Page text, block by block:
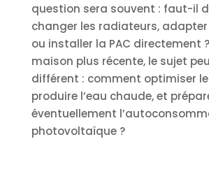
question sera souvent : faut-il
changer les radiateurs,
ou installer la PAC directement
maison plus récente, le sujet
différent : comment optimiser
produire l’eau chaude, et
éventuellement
photovoltaïque ?